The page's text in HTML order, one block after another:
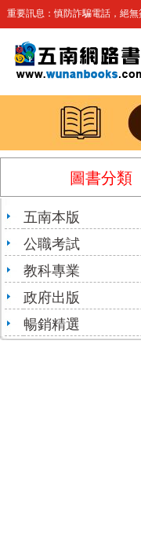
重要訊息：慎防詐騙電話，絕
圖書分類
五南本版
公職考試
教科專業
政府出版
暢銷精選